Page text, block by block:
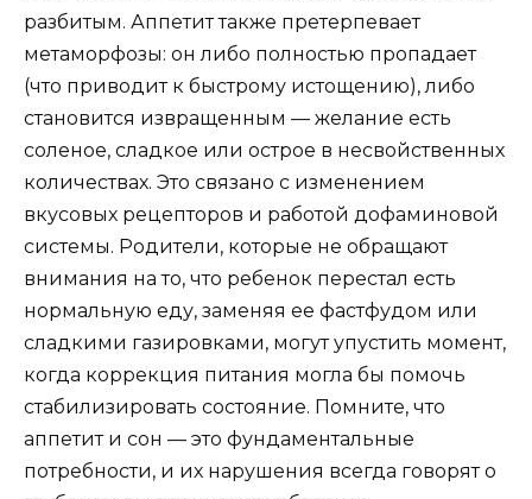
разбитым. Аппетит также претерпевает
метаморфозы: он либо полностью пропадает
(что приводит к быстрому истощению), либо
становится извращенным — желание есть
соленое, сладкое или острое в несвойственных
количествах. Это связано с изменением
вкусовых рецепторов и работой дофаминовой
системы. Родители, которые не обращают
внимания на то, что ребенок перестал есть
нормальную еду, заменяя ее фастфудом или
сладкими газировками, могут упустить момент,
когда коррекция питания могла бы помочь
стабилизировать состояние. Помните, что
аппетит и сон — это фундаментальные
потребности, и их нарушения всегда говорят о